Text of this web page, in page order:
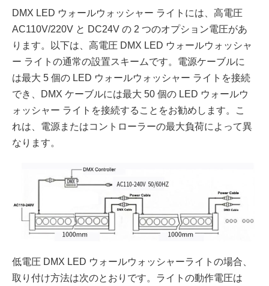
DMX LED ウォールウォッシャー ライトには、高電圧
AC110V/220V と DC24V の 2 つのオプション電圧があ
ります。以下は、高電圧 DMX LED ウォールウォッシャ
ー ライトの通常の設置スキームです。電源ケーブルに
は最大 5 個の LED ウォールウォッシャー ライトを接続
でき、DMX ケーブルには最大 50 個の LED ウォールウ
ォッシャー ライトを接続することをお勧めします。こ
れは、電源またはコントローラーの最大負荷によって異
なります。
低電圧 DMX LED ウォールウォッシャーライトの場合、
取り付け方法は次のとおりです。ライトの動作電圧は